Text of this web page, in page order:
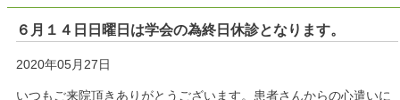
６月１４日日曜日は学会の為終日休診となります。
2020年05月27日
いつもご来院頂きありがとうございます。患者さんからの心遣いに